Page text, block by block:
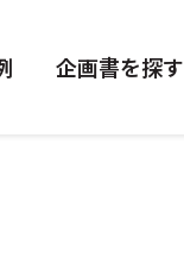
企画書を探す